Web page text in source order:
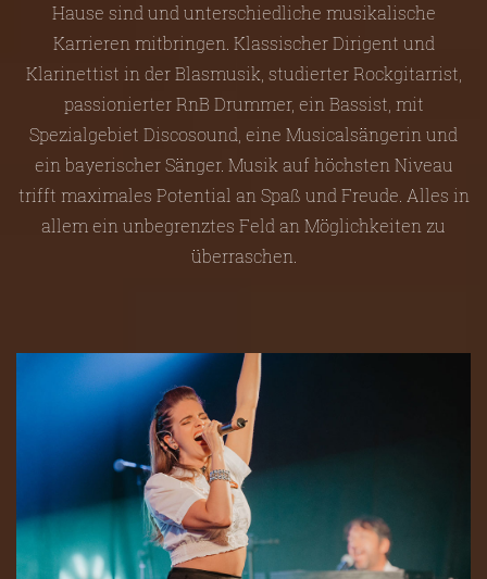
Hause sind und unterschiedliche musikalische
Karrieren mitbringen. Klassischer Dirigent und
Klarinettist in der Blasmusik, studierter Rockgitarrist,
passionierter RnB Drummer, ein Bassist, mit
Spezialgebiet Discosound, eine Musicalsängerin und
ein bayerischer Sänger. Musik auf höchsten Niveau
trifft maximales Potential an Spaß und Freude. Alles in
allem ein unbegrenztes Feld an Möglichkeiten zu
überraschen.